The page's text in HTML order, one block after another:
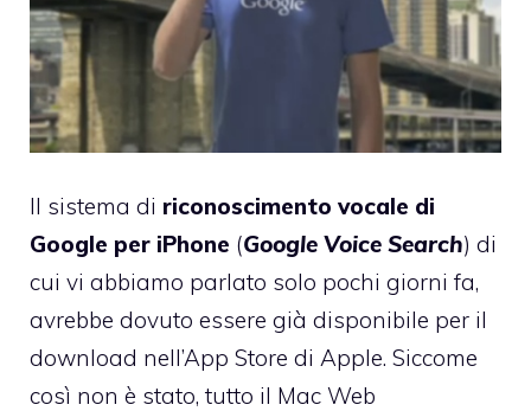
Il sistema di riconoscimento vocale di
Google per iPhone (Google Voice Search) di
cui vi abbiamo parlato solo pochi giorni fa,
avrebbe dovuto essere già disponibile per il
download nell’App Store di Apple. Siccome
così non è stato, tutto il Mac Web